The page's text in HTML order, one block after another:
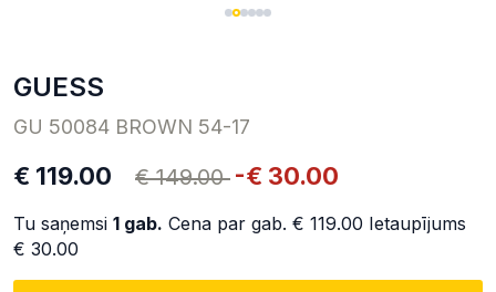
GUESS
GU 50084 BROWN 54-17
€ 119.00 € 149.00 -€ 30.00
Tu saņemsi 1 gab. Cena par gab. € 119.00 Ietaupījums
€ 30.00